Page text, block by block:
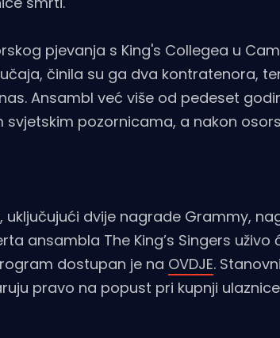
pjevanja s King's Collegea u
činila su ga dva kontratenora,
Ansambl već više od pedeset
pozornicama, a nakon
dvije nagrade Grammy,
ansambla The King’s Singers uživo
dostupan je na OVDJE.
pravo na popust pri kupnji